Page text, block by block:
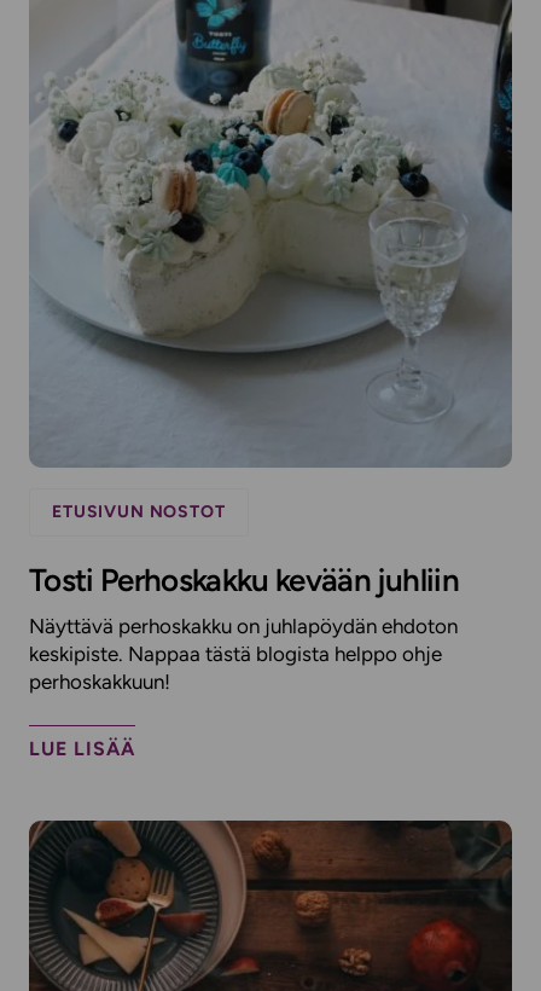
ETUSIVUN NOSTOT
Tosti Perhoskakku kevään juhliin
Näyttävä perhoskakku on juhlapöydän ehdoton
keskipiste. Nappaa tästä blogista helppo ohje
perhoskakkuun!
LUE LISÄÄ